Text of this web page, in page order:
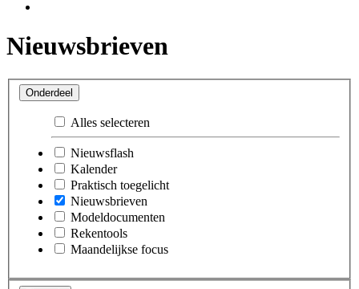
Nieuwsbrieven
Onderdeel
Alles selecteren
Nieuwsflash
Kalender
Praktisch toegelicht
Nieuwsbrieven
Modeldocumenten
Rekentools
Maandelijkse focus